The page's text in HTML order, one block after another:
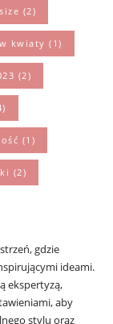
(2)
kwiaty (1)
(2)
(1)
(2)
gdzie
ideami.
ekspertyzą,
aby
stylu oraz